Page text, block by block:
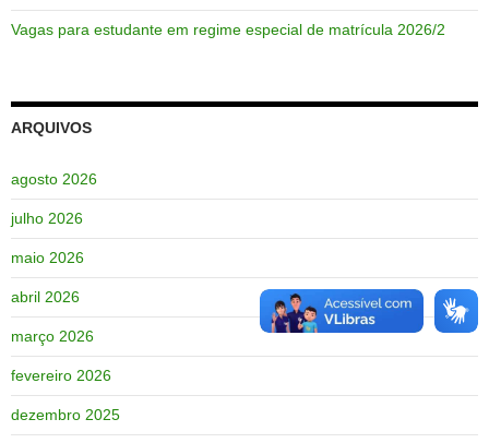
Vagas para estudante em regime especial de matrícula 2026/2
ARQUIVOS
agosto 2026
julho 2026
maio 2026
abril 2026
março 2026
fevereiro 2026
dezembro 2025